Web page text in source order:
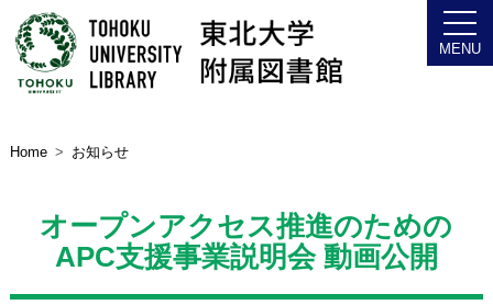
Home お知らせ
オープンアクセス推進のための
APC支援事業説明会 動画公開